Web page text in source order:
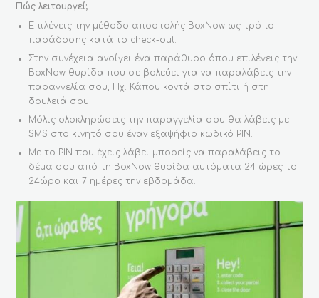
Πώς λειτουργεί;
Επιλέγεις την μέθοδο αποστολής BoxNow ως τρόπο
παράδοσης κατά το check-out.
Στην συνέχεια ανοίγει ένα παράθυρο όπου επιλέγεις την
BoxNow θυρίδα που σε βολεύει για να παραλάβεις την
παραγγελία σου, Πχ. Κάπου κοντά στο σπίτι ή στη
δουλειά σου.
Μόλις ολοκληρώσεις την παραγγελία σου θα λάβεις με
SMS στο κινητό σου έναν εξαψήφιο κωδικό PIN.
Με το PIN που έχεις λάβει μπορείς να παραλάβεις το
δέμα σου από τη BoxNow θυρίδα αυτόματα 24 ώρες το
24ώρο και 7 ημέρες την εβδομάδα.